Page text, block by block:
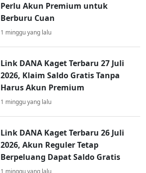
Perlu Akun Premium untuk
Berburu Cuan
1 minggu yang lalu
Link DANA Kaget Terbaru 27 Juli
2026, Klaim Saldo Gratis Tanpa
Harus Akun Premium
1 minggu yang lalu
Link DANA Kaget Terbaru 26 Juli
2026, Akun Reguler Tetap
Berpeluang Dapat Saldo Gratis